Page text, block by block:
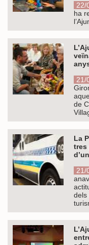
22/
ha
21/
de
La
tres
21/
dels